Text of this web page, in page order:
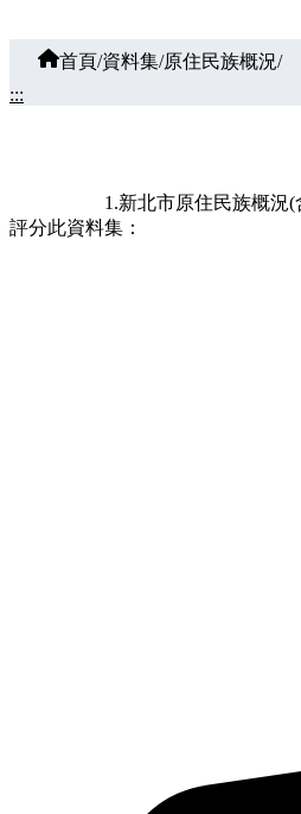
首頁/資料集/原住民族概況/
:::
1.新北市原住民族概況(
評分此資料集：